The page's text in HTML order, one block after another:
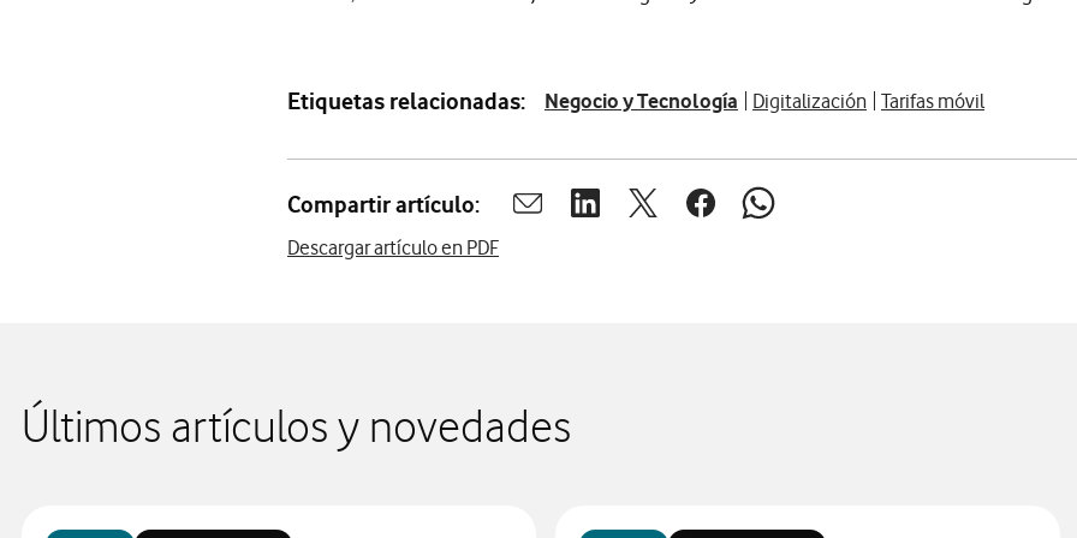
Etiquetas relacionadas: Negocio y Tecnología Digitalización Tarifas móvil
Compartir artículo: Abrir ventana para compartir en mail
Abrir ventana para compartir en linkedin
Abrir ventana para compartir en twitter
Abrir ventana para compartir en facebook
Abrir ventana para compartir en
Descargar artículo en PDF
Últimos artículos y novedades